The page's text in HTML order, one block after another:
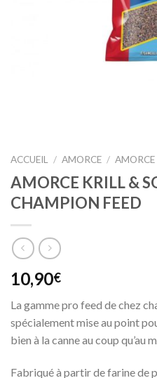
ACCUEIL / AMORCE / AMORCE
AMORCE KRILL &
CHAMPION FEED
10,90€
La gamme pro feed de chez
spécialement mise au point
bien à la canne au coup qu’au
Fabriqué à partir de farine de